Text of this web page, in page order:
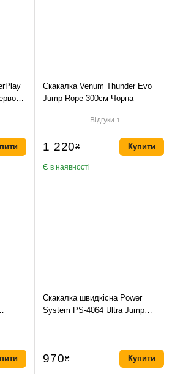
Скакалка Venum Thunder Evo
Jump Rope 300см Чорна
Відгуки 1
1 220₴
Є в наявності
Купити
Скакалка швидкісна Power
System PS-4064 Ultra Jump
970₴ Купити